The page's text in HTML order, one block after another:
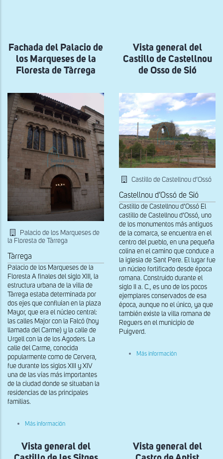
navegación
Fachada del Palacio de
los Marqueses de la
Floresta de Tàrrega
Palacio de los Marqueses de
la Floresta de Tàrrega
Tàrrega
Palacio de los Marqueses de la
Floresta A finales del siglo XIII, la
estructura urbana de la villa de
Tàrrega estaba determinada por
dos ejes que confluían en la plaza
Mayor, que era el núcleo central:
las calles Major con la Falcó (hoy
llamada del Carme) y la calle de
Urgell con la de los Agoders. La
calle del Carme, conocida
popularmente como de Cervera,
fue durante los siglos XIII y XIV
una de las vías más importantes
de la ciudad donde se situaban la
residencias de las principales
familias.
Más información
Palacio
Vista general del
Castillo de Castellnou
de Osso de Sió
Castillo de Castellnou d’Ossó
Castellnou d’Ossó de Sió
Castillo de Castellnou d’Ossó El
castillo de Castellnou d’Ossó, uno
de los monumentos más antiguos
de la comarca, se encuentra en el
centro del pueblo, en una pequeña
colina en el camino que conduce a
la iglesia de Sant Pere. El lugar fue
un núcleo fortificado desde época
romana. Construido durante el
siglo II a. C., es uno de los pocos
ejemplares conservados de esa
época, aunque no el único, ya que
también existe la villa romana de
Reguers en el municipio de
Puigverd.
Más información
Vista general del
Vista general del